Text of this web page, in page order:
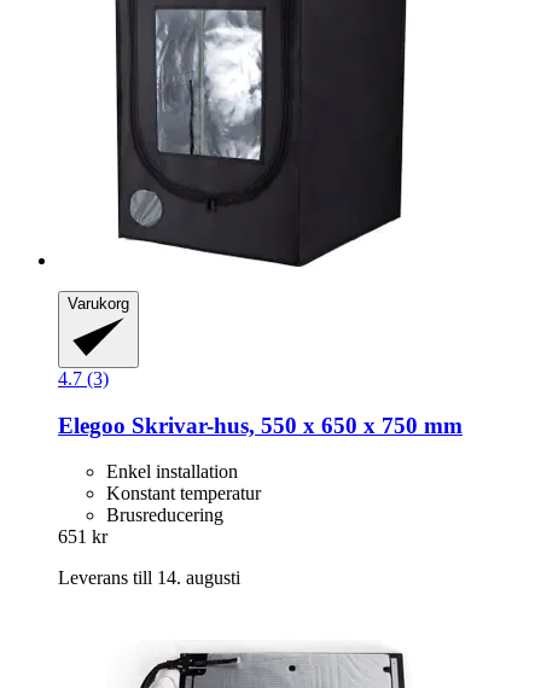
Varukorg
4.7 (3)
Elegoo Skrivar-​hus, 550 x 650 x 750 mm
Enkel installation
Konstant temperatur
Brusreducering
651 kr
Leverans till 14. augusti